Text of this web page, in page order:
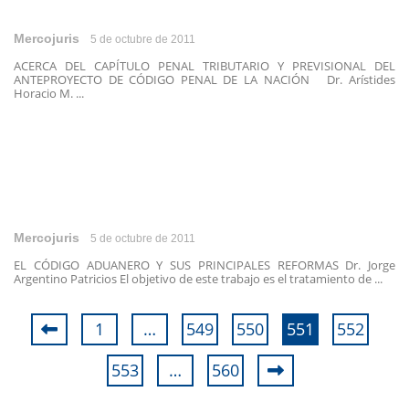
Mercojuris 5 de octubre de 2011
ACERCA DEL CAPÍTULO PENAL TRIBUTARIO Y PREVISIONAL DEL
ANTEPROYECTO DE CÓDIGO PENAL DE LA NACIÓN Dr. Arístides
Horacio M. ...
Mercojuris 5 de octubre de 2011
EL CÓDIGO ADUANERO Y SUS PRINCIPALES REFORMAS Dr. Jorge
Argentino Patricios El objetivo de este trabajo es el tratamiento de ...
1 … 549 550 551
552
553
… 560